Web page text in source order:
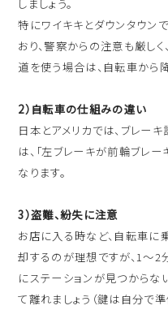
特にワイキキとダウンタウン
おり、警察からの注意も厳し
道を使う場合は、自転車から
2）自転車の仕組みの違い
日本とアメリカでは、ブレー
は、「左ブレーキが前輪ブレー
なります。
3）盗難、紛失に注意
お店に入る時など、自転車に
却するのが理想ですが、1〜
にステーションが見つからな
て離れましょう（鍵は自分で